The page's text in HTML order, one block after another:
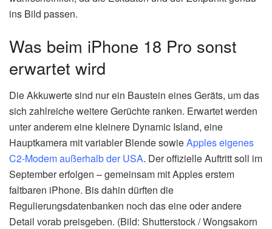
ins Bild passen.
Was beim iPhone 18 Pro sonst
erwartet wird
Die Akkuwerte sind nur ein Baustein eines Geräts, um das
sich zahlreiche weitere Gerüchte ranken. Erwartet werden
unter anderem eine kleinere Dynamic Island, eine
Hauptkamera mit variabler Blende sowieApples eigenes
C2-Modem außerhalb der USA. Der offizielle Auftritt soll im
September erfolgen – gemeinsam mit Apples erstem
faltbaren iPhone. Bis dahin dürften die
Regulierungsdatenbanken noch das eine oder andere
Detail vorab preisgeben. (Bild: Shutterstock / Wongsakorn